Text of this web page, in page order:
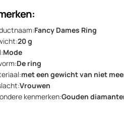
Fancy Dames Ring
20 g
Mode
De ring
met een gewicht van niet
Vrouwen
kenmerken:Gouden